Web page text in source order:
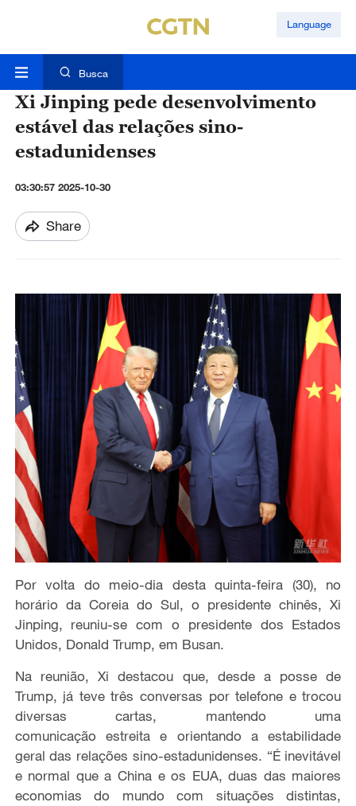
Language
Busca
Xi Jinping pede desenvolvimento
estável das relações sino-
estadunidenses
03:30:57 2025-10-30
Share
Por volta do meio-dia desta quinta-feira (30), no
horário da Coreia do Sul, o presidente chinês, Xi
Jinping, reuniu-se com o presidente dos Estados
Unidos, Donald Trump, em Busan.
Na reunião, Xi destacou que, desde a possede
Trump, já teve três conversas por telefone e trocou
diversas cartas, mantendo uma
comunicação estreita e orientando a estabilidade
geral das relações sino-estadunidenses. “É inevitável
e normal que a China e os EUA, duas das maiores
economias do mundo com situações distintas,